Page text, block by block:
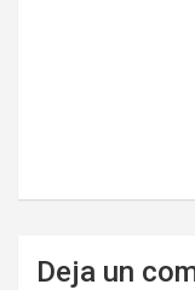
Deja un